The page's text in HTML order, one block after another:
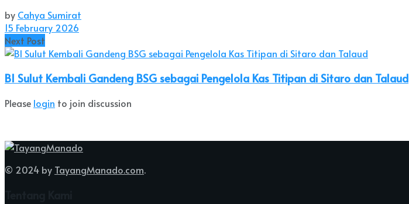
by Cahya Sumirat
15 February 2026
Next Post
BI Sulut Kembali Gandeng BSG sebagai Pengelola Kas Titipan di Sitaro dan Talaud
Please login to join discussion
© 2024 by TayangManado.com.